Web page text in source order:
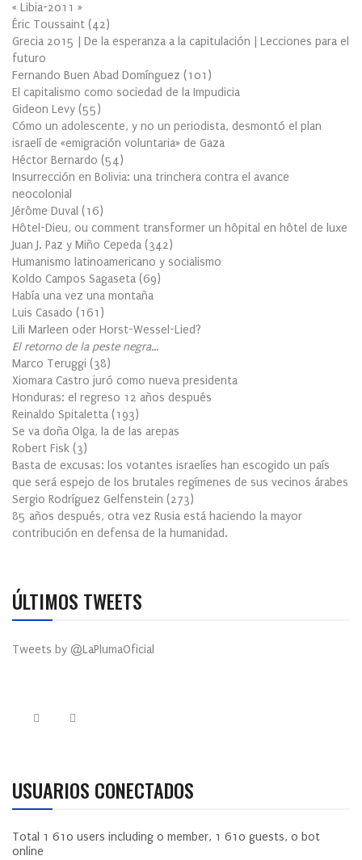
« Libia-2011 »
Éric Toussaint (42)
Grecia 2015 | De la esperanza a la capitulación | Lecciones para el
futuro
Fernando Buen Abad Domínguez (101 )
El capitalismo como sociedad de la Impudicia
Gideon Levy (55)
Cómo un adolescente, y no un periodista, desmontó el plan
israelí de «emigración voluntaria» de Gaza
Héctor Bernardo (54)
Insurrección en Bolivia: una trinchera contra el avance
neocolonial
Jérôme Duval (16)
Hôtel-Dieu, ou comment transformer un hôpital en hôtel de luxe
Juan J. Paz y Miño Cepeda (342)
Humanismo latinoamericano y socialismo
Koldo Campos Sagaseta (69)
Había una vez una montaña
Luis Casado (161 )
Lili Marleen oder Horst-Wessel-Lied?
El retorno de la peste negra…
Marco Teruggi (38)
Xiomara Castro juró como nueva presidenta
Honduras: el regreso 12 años después
Reinaldo Spitaletta (193)
Se va doña Olga, la de las arepas
Robert Fisk (3)
Basta de excusas: los votantes israelíes han escogido un país
que será espejo de los brutales regímenes de sus vecinos árabes
Sergio Rodríguez Gelfenstein (273)
85 años después, otra vez Rusia está haciendo la mayor
contribución en defensa de la humanidad.
ÚLTIMOS TWEETS
Tweets by @LaPlumaOficial
USUARIOS CONECTADOS
Total 1 610 users including 0 member, 1 610 guests, 0 bot
online